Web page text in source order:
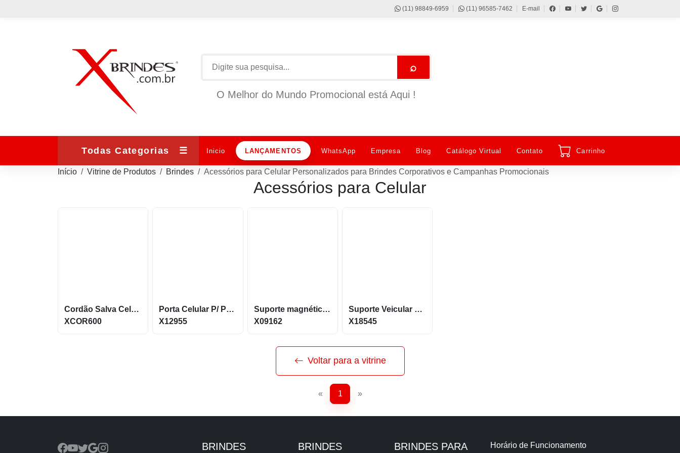
(11) 98849-6959 (11) 96585-7462 E-mail
⌕
O Melhor do Mundo Promocional está Aqui !
Todas Categorias ☰ Inicio LANÇAMENTOS WhatsApp Empresa Blog Catálogo Virtual Contato Carrinho
Início Vitrine de Produtos Brindes Acessórios para Celular Personalizados para Brindes Corporativos e Campanhas Promocionais
Acessórios para Celular
Cordão Salva Celular Universal De Qualidade Xcor600
XCOR600
Porta Celular P/ Painel De Carro
X12955
Suporte magnético em plástico ABS com articulação X09162
X09162
Suporte Veicular Gravitacional
X18545
Voltar para a vitrine
« 1 »
BRINDES BRINDES BRINDES PARA Horário de Funcionamento